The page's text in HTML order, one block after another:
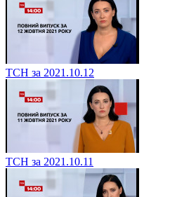
ТСН за 2021.10.12
ТСН за 2021.10.11